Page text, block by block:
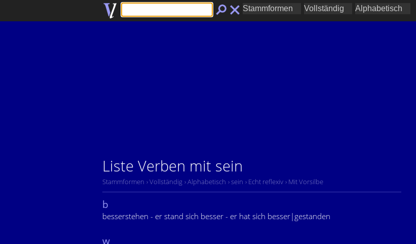
Liste Verben mit sein
Stammformen › Vollständig › Alphabetisch › sein › Echt reflexiv › Mit Vorsilbe
b
besserstehen - er stand sich besser - er hat sich besser|gestanden
w